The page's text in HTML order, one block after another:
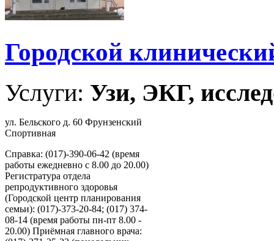
Городской
Услуги: Узи, ЭКГ,
ул. Бельского д. 60 Фрунзенский
Спортивная
Справка: (017)-390-06-42 (время
работы ежедневно с 8.00 до 20.00)
Регистратура отдела
репродуктивного здоровья
(Городской центр планирования
семьи): (017)-373-20-84; (017) 374-
08-14 (время работы пн-пт 8.00 -
20.00) Приёмная главного врача: